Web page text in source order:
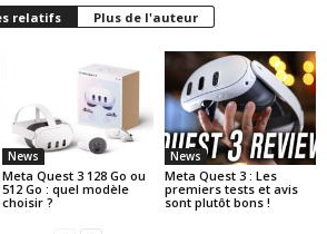
relatifs Plus de l'auteur
News
Meta Quest 3 128 Go ou
512 Go : quel modèle
choisir ?
News
Meta Quest 3 : Les
premiers tests et avis
sont plutôt bons !